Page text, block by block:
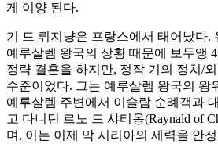
게 이양 된다.
기 드 뤼지냥은 프랑스에서 태어났다.
예루살렘 왕국의 상황 때문에 보두앵
정략 결혼을 하지만, 정작 기의 정치/
수준이었다. 그는 예루살렘 왕국의 왕
예루살렘 주변에서 이슬람 순례객과
고 다니던 르노 드 샤티옹(Raynald of
며, 이는 이제 막 시리아의 세력을 안